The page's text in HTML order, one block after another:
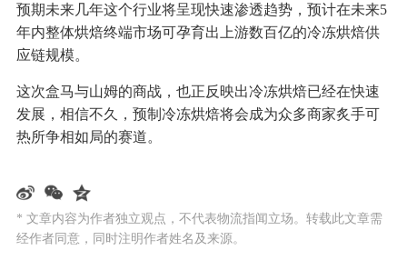
预期未来几年这个行业将呈现快速渗透趋势，预计在未来5
年内整体烘焙终端市场可孕育出上游数百亿的冷冻烘焙供
应链规模。
这次盒马与山姆的商战，也正反映出冷冻烘焙已经在快速
发展，相信不久，预制冷冻烘焙将会成为众多商家炙手可
热所争相如局的赛道。
* 文章内容为作者独立观点，不代表物流指闻立场。转载此文章需
经作者同意，同时注明作者姓名及来源。